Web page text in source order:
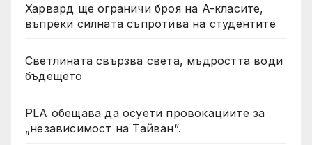
Харвард ще ограничи броя на A-класите,
въпреки силната съпротива на студентите
Светлината свързва света, мъдростта води
бъдещето
PLA обещава да осуети провокациите за
„независимост на Тайван“.